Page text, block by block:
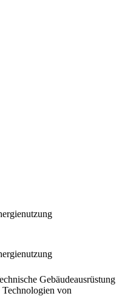
Gebäudeausrüstung
Technologien von